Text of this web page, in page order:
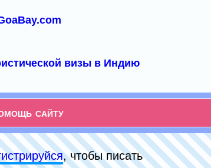
визы в Индию
сайту
, чтобы писать